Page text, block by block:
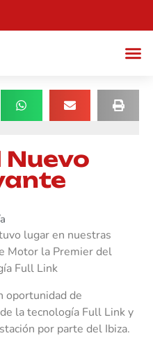
Nuevo
lugar en nuestras
Motor la Premier del
Full Link
oportunidad de
la tecnología Full Link y
por parte del Ibiza.